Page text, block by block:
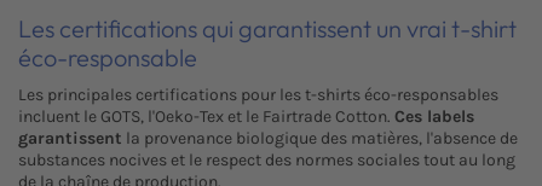
Les certifications qui garantissent un vrai t-shirt
éco-responsable
Les principales certifications pour les t-shirts éco-responsables
incluent le GOTS, l'Oeko-Tex et le Fairtrade Cotton. Ces labels
garantissent la provenance biologique des matières, l'absence de
substances nocives et le respect des normes sociales tout au long
de la chaîne de production.